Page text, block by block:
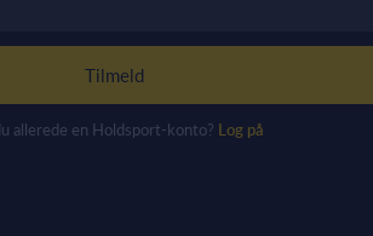
Tilmeld
allerede en Holdsport-konto? Log på